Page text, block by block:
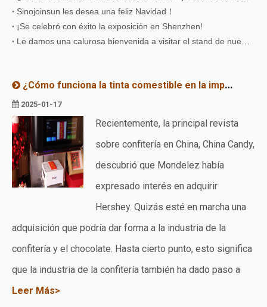
Sinojoinsun les desea una feliz Navidad！
¡Se celebró con éxito la exposición en Shenzhen!
¿Cómo funciona la tinta comestible en la impresión de chocolate?
2025-01-17
Recientemente, la principal revista
sobre confitería en China, China Candy,
descubrió que Mondelez había
expresado interés en adquirir
Hershey. Quizás esté en marcha una
adquisición que podría dar forma a la industria de la
confitería y el chocolate. Hasta cierto punto, esto significa
que la industria de la confitería también ha dado paso a
Leer Más>